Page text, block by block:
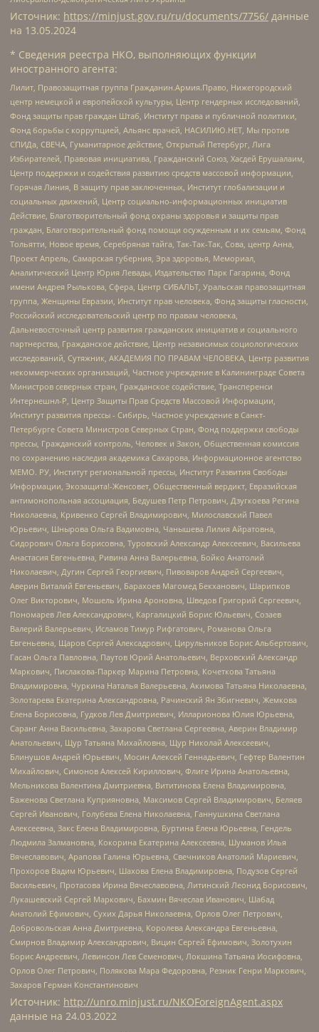
Источник: https://minjust.gov.ru/ru/documents/7756/ данные
на 13.05.2024
* Сведения реестра НКО, выполняющих функции
иностранного агента:
Лилит, Правозащитная группа Гражданин.Армия.Право, Нижегородский
центр немецкой и европейской культуры, Центр гендерных исследований,
Фонд защиты прав граждан Штаб, Институт права и публичной политики,
Фонд борьбы с коррупцией, Альянс врачей, НАСИЛИЮ.НЕТ, Мы против
СПИДа, СВЕЧА, Гуманитарное действие, Открытый Петербург, Лига
Избирателей, Правовая инициатива, Гражданский Союз, Хасдей Ерушалаим,
Центр поддержки и содействия развитию средств массовой информации,
Горячая Линия, В защиту прав заключенных, Институт глобализации и
социальных движений, Центр социально-информационных инициатив
Действие, Благотворительный фонд охраны здоровья и защиты прав
граждан, Благотворительный фонд помощи осужденным и их семьям, Фонд
Тольятти, Новое время, Серебряная тайга, Так-Так-Так, Сова, центр Анна,
Проект Апрель, Самарская губерния, Эра здоровья, Мемориал,
Аналитический Центр Юрия Левады, Издательство Парк Гагарина, Фонд
имени Андрея Рылькова, Сфера, Центр СИБАЛЬТ, Уральская правозащитная
группа, Женщины Евразии, Институт прав человека, Фонд защиты гласности,
Российский исследовательский центр по правам человека,
Дальневосточный центр развития гражданских инициатив и социального
партнерства, Гражданское действие, Центр независимых социологических
исследований, Сутяжник, АКАДЕМИЯ ПО ПРАВАМ ЧЕЛОВЕКА, Центр развития
некоммерческих организаций, Частное учреждение в Калининграде Совета
Министров северных стран, Гражданское содействие, Трансперенси
Интернешнл-Р, Центр Защиты Прав Средств Массовой Информации,
Институт развития прессы - Сибирь, Частное учреждение в Санкт-
Петербурге Совета Министров Северных Стран, Фонд поддержки свободы
прессы, Гражданский контроль, Человек и Закон, Общественная комиссия
по сохранению наследия академика Сахарова, Информационное агентство
МЕМО. РУ, Институт региональной прессы, Институт Развития Свободы
Информации, Экозащита!-Женсовет, Общественный вердикт, Евразийская
антимонопольная ассоциация, Бедушев Петр Петрович, Дзугкоева Регина
Николаевна, Кривенко Сергей Владимирович, Милославский Павел
Юрьевич, Шнырова Ольга Вадимовна, Чанышева Лилия Айратовна,
Сидорович Ольга Борисовна, Туровский Александр Алексеевич, Васильева
Анастасия Евгеньевна, Ривина Анна Валерьевна, Бойко Анатолий
Николаевич, Дугин Сергей Георгиевич, Пивоваров Андрей Сергеевич,
Аверин Виталий Евгеньевич, Барахоев Магомед Бекханович, Шарипков
Олег Викторович, Мошель Ирина Ароновна, Шведов Григорий Сергеевич,
Пономарев Лев Александрович, Каргалицкий Борис Юльевич, Созаев
Валерий Валерьевич, Исламов Тимур Рифгатович, Романова Ольга
Евгеньевна, Щаров Сергей Алексадрович, Цирульников Борис Альбертович,
Гасан Ольга Павловна, Паутов Юрий Анатольевич, Верховский Александр
Маркович, Пислакова-Паркер Марина Петровна, Кочеткова Татьяна
Владимировна, Чуркина Наталья Валерьевна, Акимова Татьяна Николаевна,
Золотарева Екатерина Александровна, Рачинский Ян Збигневич, Жемкова
Елена Борисовна, Гудков Лев Дмитриевич, Илларионова Юлия Юрьевна,
Саранг Анна Васильевна, Захарова Светлана Сергеевна, Аверин Владимир
Анатольевич, Щур Татьяна Михайловна, Щур Николай Алексеевич,
Блинушов Андрей Юрьевич, Мосин Алексей Геннадьевич, Гефтер Валентин
Михайлович, Симонов Алексей Кириллович, Флиге Ирина Анатольевна,
Мельникова Валентина Дмитриевна, Вититинова Елена Владимировна,
Баженова Светлана Куприяновна, Максимов Сергей Владимирович, Беляев
Сергей Иванович, Голубева Елена Николаевна, Ганнушкина Светлана
Алексеевна, Закс Елена Владимировна, Буртина Елена Юрьевна, Гендель
Людмила Залмановна, Кокорина Екатерина Алексеевна, Шуманов Илья
Вячеславович, Арапова Галина Юрьевна, Свечников Анатолий Мариевич,
Прохоров Вадим Юрьевич, Шахова Елена Владимировна, Подузов Сергей
Васильевич, Протасова Ирина Вячеславовна, Литинский Леонид Борисович,
Лукашевский Сергей Маркович, Бахмин Вячеслав Иванович, Шабад
Анатолий Ефимович, Сухих Дарья Николаевна, Орлов Олег Петрович,
Добровольская Анна Дмитриевна, Королева Александра Евгеньевна,
Смирнов Владимир Александрович, Вицин Сергей Ефимович, Золотухин
Борис Андреевич, Левинсон Лев Семенович, Локшина Татьяна Иосифовна,
Орлов Олег Петрович, Полякова Мара Федоровна, Резник Генри Маркович,
Захаров Герман Константинович
Источник: http://unro.minjust.ru/NKOForeignAgent.aspx
данные на 24.03.2022